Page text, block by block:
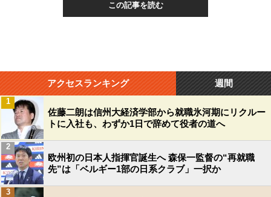
この記事を読む
アクセスランキング 週間
佐藤二朗は信州大経済学部から就職氷河期にリクルー
トに入社も、わずか1日で辞めて役者の道へ
1
欧州初の日本人指揮官誕生へ 森保一監督の“再就職
先”は「ベルギー1部の日系クラブ」一択か
2
3